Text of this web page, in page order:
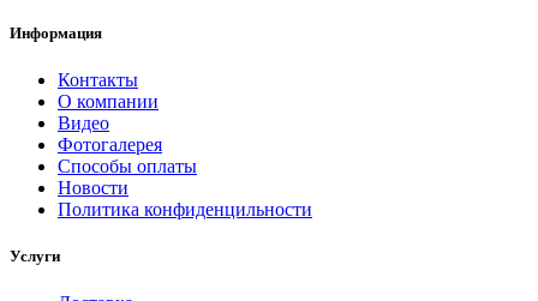
Информация
Контакты
О компании
Видео
Фотогалерея
Способы оплаты
Новости
Политика конфиденцильности
Услуги